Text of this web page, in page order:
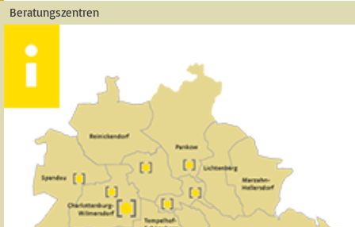
Beratungszentren